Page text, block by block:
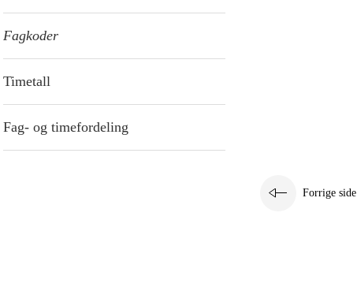
Fagkoder
Timetall
Fag- og timefordeling
Forrige side